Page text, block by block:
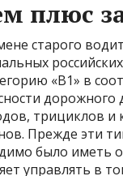
плюс
старого
«B1» в
дорожного
трициклов
Прежде эти
было иметь
управлять в